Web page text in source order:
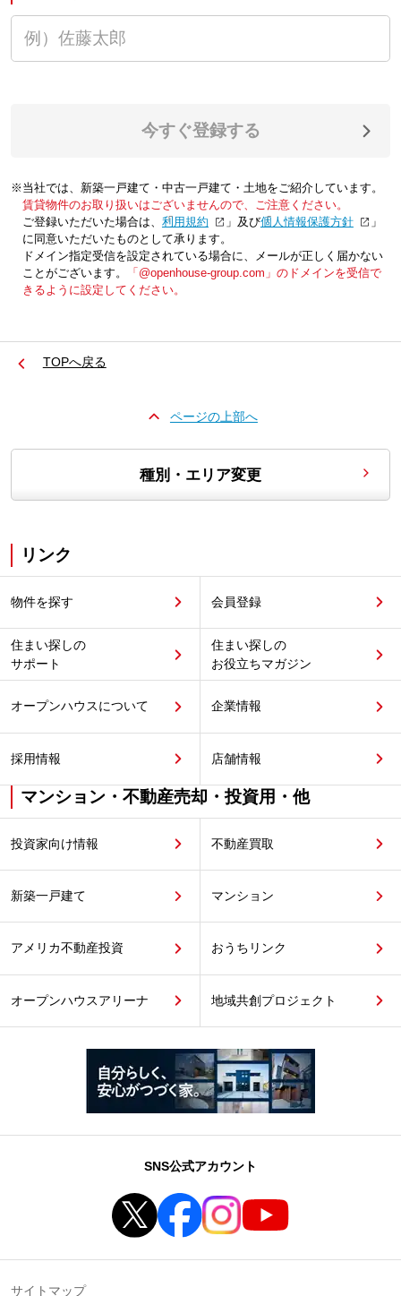
今すぐ登録する
※当社では、新築一戸建て・中古一戸建て・土地をご紹介しています。
賃貸物件のお取り扱いはございませんので、ご注意ください。
ご登録いただいた場合は、「利用規約 」及び「個人情報保護方針
」
に同意いただいたものとして承ります。
ドメイン指定受信を設定されている場合に、メールが正しく届かない
ことがございます。
「@openhouse-group.com」のドメインを受信で
きるように設定してください。
TOPへ戻る
ページの上部へ
種別・エリア変更
リンク
物件を探す 会員登録
住まい探しの
サポート
住まい探しの
お役立ちマガジン
オープンハウスについて 企業情報
採用情報 店舗情報
マンション・不動産売却・投資用・他
投資家向け情報 不動産買取
新築一戸建て マンション
アメリカ不動産投資 おうちリンク
オープンハウスアリーナ 地域共創プロジェクト
SNS公式アカウント
サイトマップ